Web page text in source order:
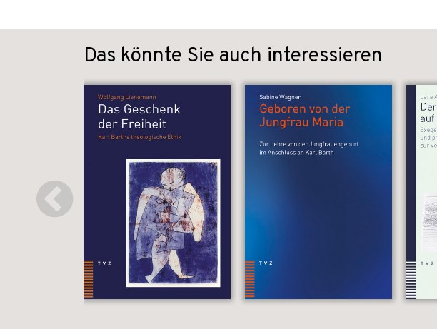
Das könnte Sie auch interessieren